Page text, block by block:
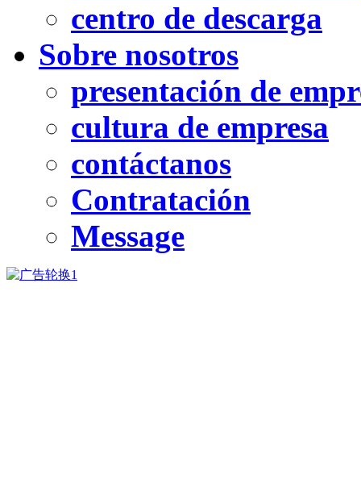
centro de descarga
Sobre nosotros
presentación de
cultura de empresa
contáctanos
Contratación
Message